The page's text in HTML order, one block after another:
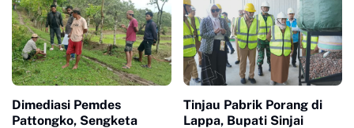
Dimediasi Pemdes
Pattongko, Sengketa
Tinjau Pabrik Porang di
Lappa, Bupati Sinjai